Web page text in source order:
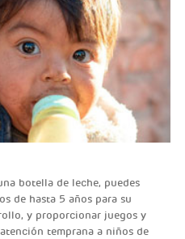
botella de leche, puedes
de hasta 5 años para su
y proporcionar juegos y
temprana a niños de